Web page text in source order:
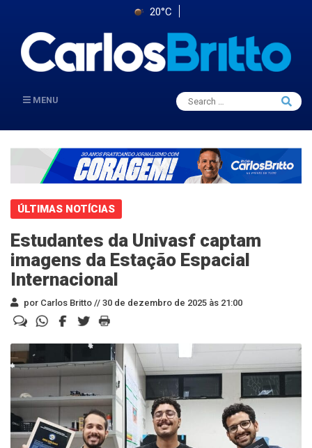
20°C
MENU
Search
for:
Search
ÚLTIMAS NOTÍCIAS
Estudantes da Univasf captam
imagens da Estação Espacial
Internacional
por Carlos Britto // 30 de dezembro de 2025 às 21:00